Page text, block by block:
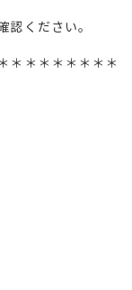
ください。
＊＊＊＊＊＊＊＊